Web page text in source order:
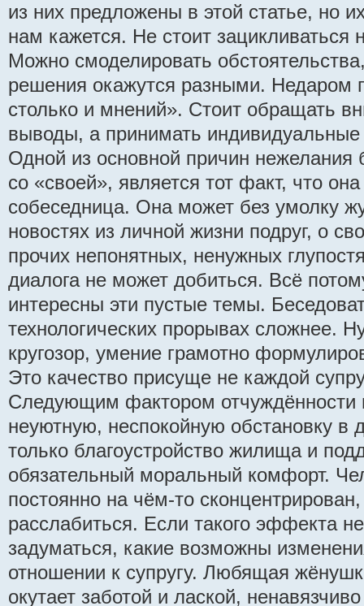
из них предложены в этой статье, но
нам кажется. Не стоит зацикливаться
Можно смоделировать
решения окажутся разными. Недаром
столько и мнений». Стоит обращать
выводы, а принимать
Одной из основной причин
со «своей», является тот факт, что
собеседница. Она может без умолку
новостях из личной жизни подруг, о
прочих непонятных, ненужных
диалога не может добиться. Всё
интересны эти пустые темы.
технологических прорывах сложнее.
кругозор, умение грамотно
Это качество присуще не каждой
Следующим фактором отчуждённости
неуютную, неспокойную обстановку
только благоустройство жилища и
обязательный моральный комфорт.
постоянно на чём-то
расслабиться. Если такого эффекта
задуматься, какие возможны
отношении к супругу. Любящая
окутает заботой и лаской,